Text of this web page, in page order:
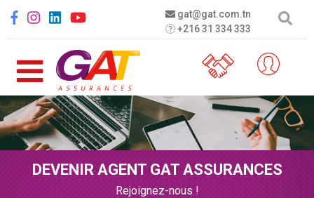
gat@gat.com.tn
+216 31 334 333
Social menu
DEVENIR AGENT GAT ASSURANCES
Rejoignez-nous !